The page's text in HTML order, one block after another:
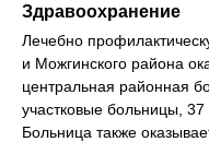
Здравоохранение
Лечебно
и Можгинского района
центральная районная
участковые больницы,
Больница также